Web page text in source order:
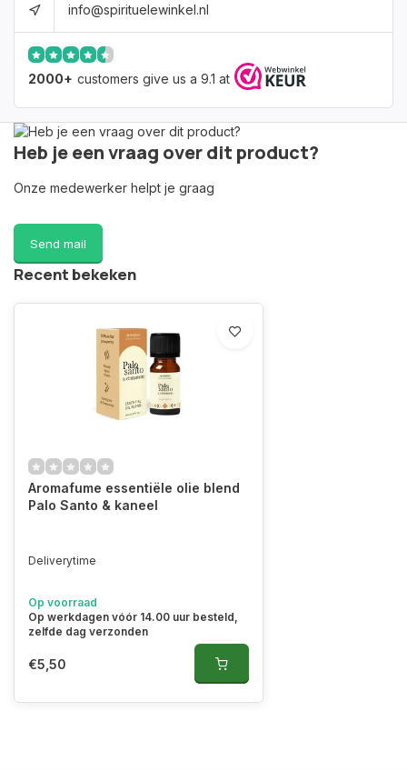
info@spirituelewinkel.nl
2000+ customers give us a 9.1 at
Heb je een vraag over dit product?
Onze medewerker helpt je graag
Send mail
Recent bekeken
Aromafume essentiële olie blend
Palo Santo & kaneel
Deliverytime
Op voorraad
Op werkdagen vóór 14.00 uur besteld,
zelfde dag verzonden
€5,50